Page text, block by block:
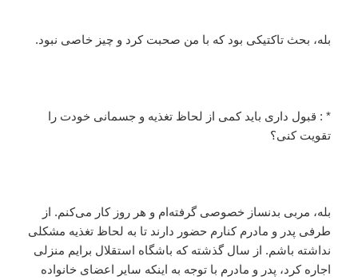
بله، بحث تاکتیکی بود که با من صحبت کرد و چیز خاصی نبود.
* : قبول داری باید کمی از لحاظ تغذیه و جسمانی خودت را
تقویت کنی؟
بله، مربی بدنساز خصوصی گرفته‌ام و هر روز کار می‌کنم. از
طرفی پدر و مادرم کنارم حضور دارند تا به لحاظ تغذیه مشکلی
نداشته باشم. از سال گذشته که باشگاه استقلال برایم منزلی
اجاره کرد، پدر و مادرم با توجه به اینکه سایر اعضای خانواده